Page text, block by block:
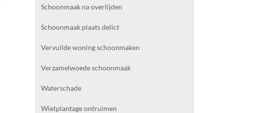
Schoonmaak na overlijden
Schoonmaak plaats delict
Vervuilde woning schoonmaken
Verzamelwoede schoonmaak
Waterschade
Wietplantage ontruimen